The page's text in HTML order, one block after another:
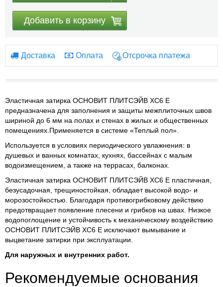
Добавить в корзину
Доставка Оплата Отсрочка платежа
Эластичная затирка ОСНОВИТ ПЛИТСЭЙВ ХС6 Е
предназначена для заполнения и защиты межплиточных швов
шириной до 6 мм на полах и стенах в жилых и общественных
помещениях.Применяется в системе «Теплый пол».
Используется в условиях периодического увлажнения: в
душевых и ванных комнатах, кухнях, бассейнах с малым
водоизмещением, а также на террасах, балконах.
Эластичная затирка ОСНОВИТ ПЛИТСЭЙВ ХС6 Е пластичная,
безусадочная, трещиностойкая, обладает высокой водо- и
морозостойкостью. Благодаря противогрибковому действию
предотвращает появление плесени и грибков на швах. Низкое
водопоглощение и устойчивость к механическому воздействию
ОСНОВИТ ПЛИТСЭЙВ ХС6 Е исключают вымывание и
выцветание затирки при эксплуатации.
Для наружных и внутренних работ.
Рекомендуемые основания